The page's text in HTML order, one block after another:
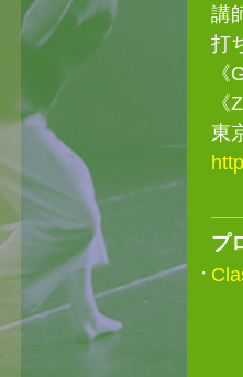
講
打
東
プ